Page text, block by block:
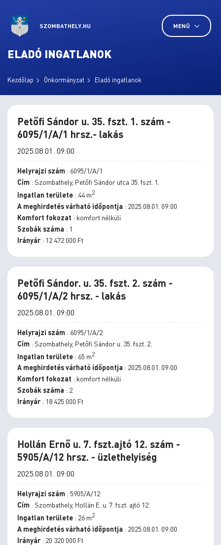
SZOMBATHELY.HU MENÜ
ELADÓ INGATLANOK
Kezdőlap Önkormányzat Eladó ingatlanok
Petőfi Sándor u. 35. fszt. 1. szám -
6095/1/A/1 hrsz.- lakás
2025.08.01. 09:00
Helyrajzi szám : 6095/1/A/1
Cím : Szombathely, Petőfi Sándor utca 35. fszt. 1.
Ingatlan területe : 44 m2
A meghirdetés várható időpontja : 2025.08.01. 09:00
Komfort fokozat : komfort nélküli
Szobák száma : 1
Irányár : 12 472 000 Ft
Petőfi Sándor. u. 35. fszt. 2. szám -
6095/1/A/2 hrsz. - lakás
2025.08.01. 09:00
Helyrajzi szám : 6095/1/A/2
Cím : Szombathely, Petőfi Sándor u. 35. fszt. 2.
Ingatlan területe : 65 m2
A meghirdetés várható időpontja : 2025.08.01. 09:00
Komfort fokozat : komfort nélküli
Szobák száma : 2
Irányár : 18 425 000 Ft
Hollán Ernő u. 7. fszt.ajtó 12. szám -
5905/A/12 hrsz. - üzlethelyiség
2025.08.01. 09:00
Helyrajzi szám : 5905/A/12
Cím : Szombathely, Hollán E. u. 7. fszt. ajtó 12.
Ingatlan területe : 26 m2
A meghirdetés várható időpontja : 2025.08.01. 09:00
Irányár : 20 320 000 Ft